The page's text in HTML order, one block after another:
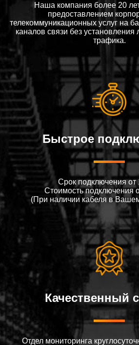
Наша компания более 20
предоставлением
телекоммуникационных услуг на
каналов связи без
трафика.
Быстрое
Срок подключения от
Стоимость подключения
(При наличии кабеля в
Качественный
Отдел мониторинга